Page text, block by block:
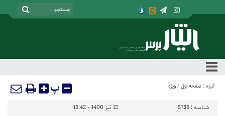
گروه : صفحه اول / ویژه پ
شناسه : 5736
12 تیر 1400 - 18:42